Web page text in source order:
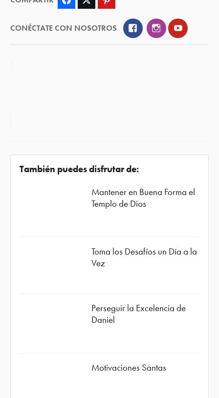
CONÉCTATE CON NOSOTROS FacebookInstagramYouTube
También puedes disfrutar de:
Mantener en Buena Forma el
Templo de Dios
Toma los Desafíos un Día a la
Vez
Perseguir la Excelencia de
Daniel
Motivaciones Santas